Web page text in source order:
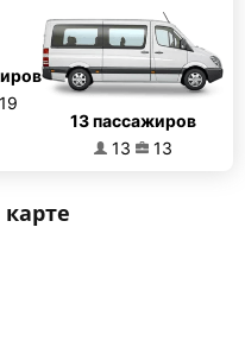
19
13 пассажиров
13
13